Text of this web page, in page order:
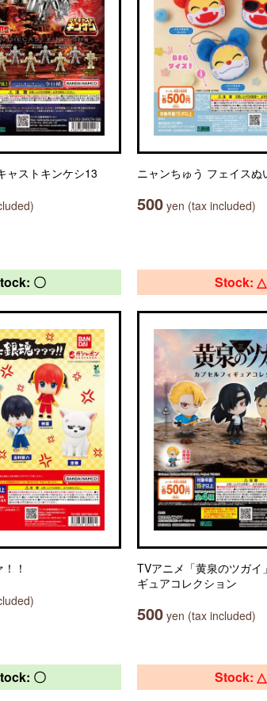
ャストキンケシ13 ニャンちゅう フェイスぬ
500 yen (tax included)
〇
！
Stock: △
TVアニメ「黄泉のツガイ
ギュアコレクション
500 yen (tax included)
〇 Stock: △